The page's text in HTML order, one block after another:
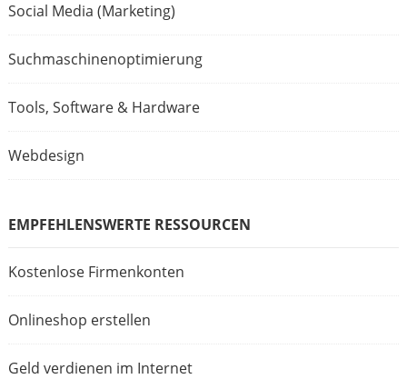
Social Media (Marketing)
Suchmaschinenoptimierung
Tools, Software & Hardware
Webdesign
EMPFEHLENSWERTE RESSOURCEN
Kostenlose Firmenkonten
Onlineshop erstellen
Geld verdienen im Internet